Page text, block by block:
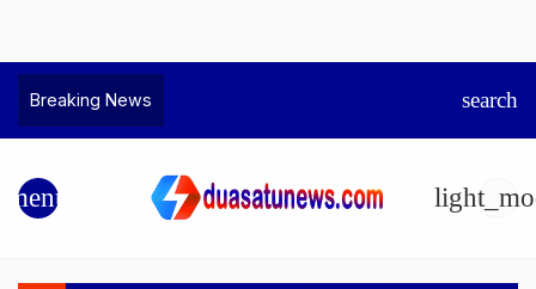
Breaking News search
menu